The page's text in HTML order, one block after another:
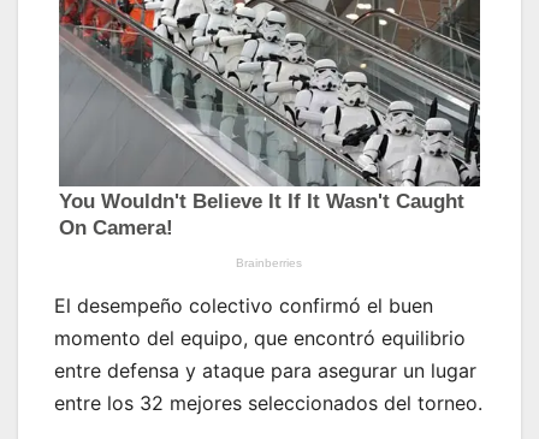
El desempeño colectivo confirmó el buen
momento del equipo, que encontró equilibrio
entre defensa y ataque para asegurar un lugar
entre los 32 mejores seleccionados del torneo.